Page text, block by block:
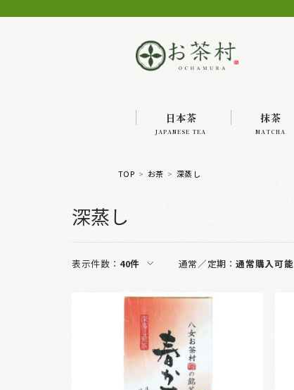
日本茶
JAPANESE TEA
抹茶
MATCHA
TOP お茶 深蒸し
深蒸し
表示件数： 40件 通常／定期：通常購入可能